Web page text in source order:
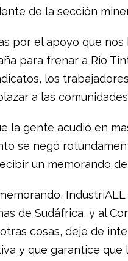
de la sección
por el apoyo que
para frenar a Rio
los
a las
la gente acudió en
se negó
un memorando
de Sudáfrica, y al
cosas, deje de
y que garantice que